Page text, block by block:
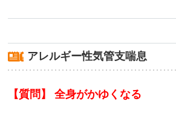
アレルギー性気管支喘息
【質問】 全身がかゆくなる